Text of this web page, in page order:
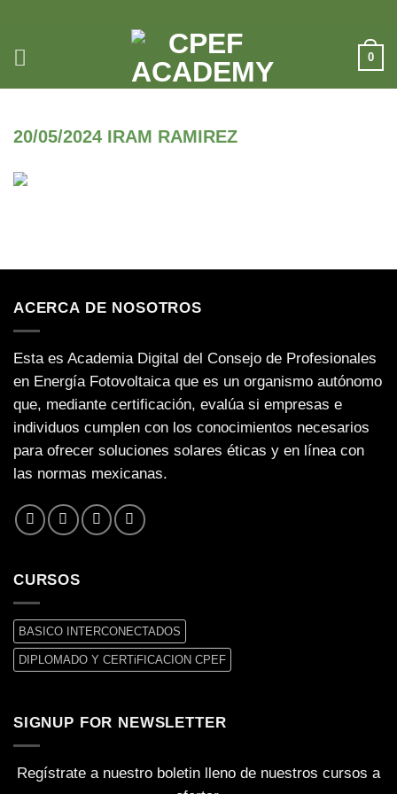
contenido
0
20/05/2024 IRAM RAMIREZ
ACERCA DE NOSOTROS
Esta es Academia Digital del Consejo de Profesionales
en Energía Fotovoltaica que es un organismo autónomo
que, mediante certificación, evalúa si empresas e
individuos cumplen con los conocimientos necesarios
para ofrecer soluciones solares éticas y en línea con
las normas mexicanas.
CURSOS
BASICO INTERCONECTADOS
DIPLOMADO Y CERTiFICACION CPEF
SIGNUP FOR NEWSLETTER
Regístrate a nuestro boletin lleno de nuestros cursos a